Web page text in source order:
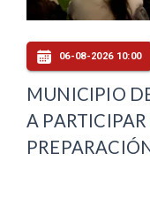
06-08-2026 10:00
MUNICIPIO
A